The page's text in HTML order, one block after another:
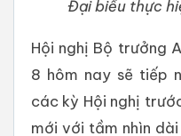
Đại biểu thực
Hội nghị Bộ trưởng
8 hôm nay sẽ tiếp
các kỳ Hội nghị
mới với tầm nhìn